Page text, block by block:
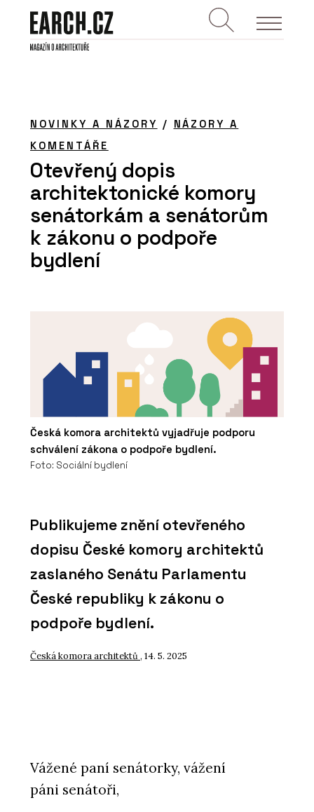
NOVINKY A NÁZORY / NÁZORY A
KOMENTÁŘE
Otevřený dopis
architektonické komory
senátorkám a senátorům
k zákonu o podpoře
bydlení
Česká komora architektů vyjadřuje podporu
schválení zákona o podpoře bydlení.
Foto: Sociální bydlení
Publikujeme znění otevřeného
dopisu České komory architektů
zaslaného Senátu Parlamentu
České republiky k zákonu o
podpoře bydlení.
Česká komora architektů, 14. 5. 2025
Vážené paní senátorky, vážení
páni senátoři,